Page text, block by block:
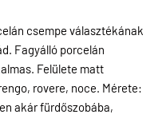
csempe választékának
Fagyálló porcelán
Felülete matt
rovere, noce. Mérete:
akár fürdőszobába,